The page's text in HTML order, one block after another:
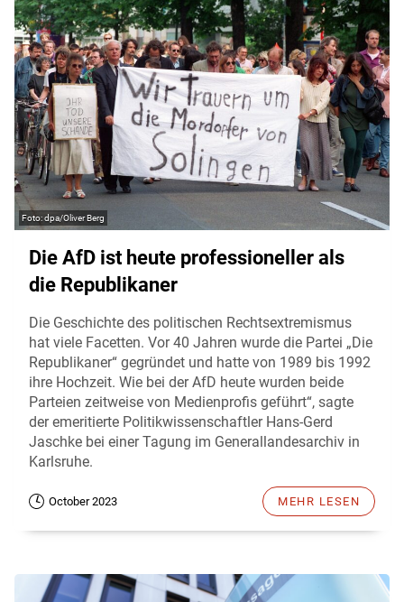
dpa/Oliver Berg
Die AfD ist heute professioneller als
die Republikaner
Die Geschichte des politischen Rechtsextremismus
hat viele Facetten. Vor 40 Jahren wurde die Partei „Die
Republikaner“ gegründet und hatte von 1989 bis 1992
ihre Hochzeit. Wie bei der AfD heute wurden beide
Parteien zeitweise von Medienprofis geführt“, sagte
der emeritierte Politikwissenschaftler Hans-Gerd
Jaschke bei einer Tagung im Generallandesarchiv in
Karlsruhe.
October 2023 MEHR LESEN